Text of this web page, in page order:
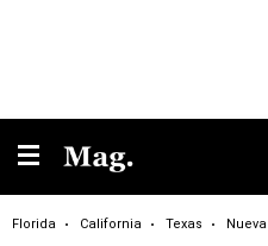
Florida California Texas